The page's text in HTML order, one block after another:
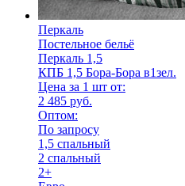
Перкаль
Постельное бельё
Перкаль 1,5
КПБ 1,5 Бора-Бора в1зел.
Цена за 1 шт от:
2 485 руб.
Оптом:
По запросу
1,5 спальный
2 спальный
2+